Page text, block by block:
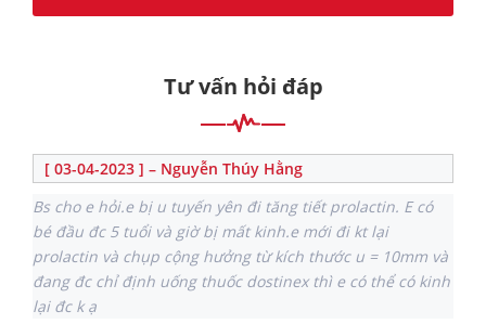
Tư vấn hỏi đáp
[ 03-04-2023 ] – Nguyễn Thúy Hằng
Bs cho e hỏi.e bị u tuyến yên đi tăng tiết prolactin. E có
bé đầu đc 5 tuổi và giờ bị mất kinh.e mới đi kt lại
prolactin và chụp cộng hưởng từ kích thước u = 10mm và
đang đc chỉ định uống thuốc dostinex thì e có thể có kinh
lại đc k ạ